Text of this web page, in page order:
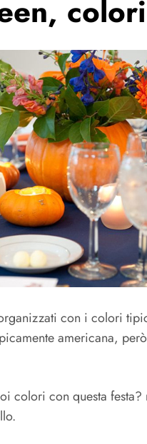
con i colori
americana,
colori con questa